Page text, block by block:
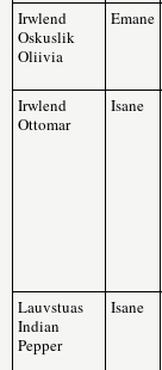
Irwlend
Oskuslik
Oliivia
Emane
Irwlend
Ottomar
Isane
Lauvstuas
Indian
Pepper
Isane